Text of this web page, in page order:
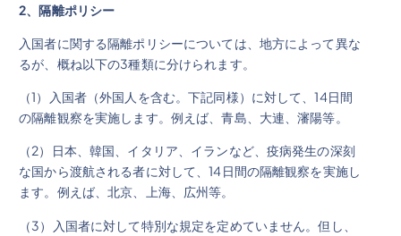
2、隔離ポリシー
入国者に関する隔離ポリシーについては、地方によって異な
るが、概ね以下の3種類に分けられます。
（1）入国者（外国人を含む。下記同様）に対して、14日間
の隔離観察を実施します。例えば、青島、大連、瀋陽等。
（2）日本、韓国、イタリア、イランなど、疫病発生の深刻
な国から渡航される者に対して、14日間の隔離観察を実施し
ます。例えば、北京、上海、広州等。
（3）入国者に対して特別な規定を定めていません。但し、